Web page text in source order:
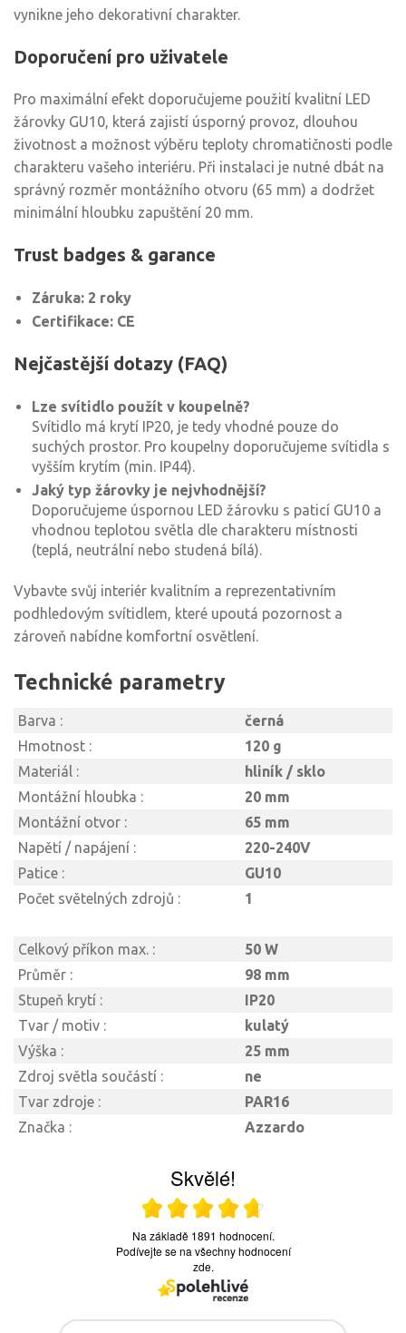
vynikne jeho dekorativní charakter.
Doporučení pro uživatele
Pro maximální efekt doporučujeme použití kvalitní LED
žárovky GU10, která zajistí úsporný provoz, dlouhou
životnost a možnost výběru teploty chromatičnosti podle
charakteru vašeho interiéru. Při instalaci je nutné dbát na
správný rozměr montážního otvoru (65 mm) a dodržet
minimální hloubku zapuštění 20 mm.
Trust badges & garance
Záruka: 2 roky
Certifikace: CE
Nejčastější dotazy (FAQ)
Lze svítidlo použít v koupelně?
Svítidlo má krytí IP20, je tedy vhodné pouze do
suchých prostor. Pro koupelny doporučujeme svítidla s
vyšším krytím (min. IP44).
Jaký typ žárovky je nejvhodnější?
Doporučujeme úspornou LED žárovku s paticí GU10 a
vhodnou teplotou světla dle charakteru místnosti
(teplá, neutrální nebo studená bílá).
Vybavte svůj interiér kvalitním a reprezentativním
podhledovým svítidlem, které upoutá pozornost a
zároveň nabídne komfortní osvětlení.
Technické parametry
Barva :
černá
Hmotnost :
120 g
Materiál :
hliník / sklo
Montážní hloubka :
20 mm
Montážní otvor :
65 mm
Napětí / napájení :
220-240V
Patice :
GU10
Počet světelných zdrojů :
1
Celkový příkon max. :
50 W
Průměr :
98 mm
Stupeň krytí :
IP20
Tvar / motiv :
kulatý
Výška :
25 mm
Zdroj světla součástí :
ne
Tvar zdroje :
PAR16
Značka :
Azzardo